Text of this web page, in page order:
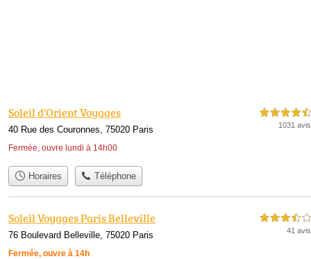
Soleil d'Orient Voyages
40 Rue des Couronnes, 75020 Paris
Fermée, ouvre lundi à 14h00
4,5 étoiles sur 5
1031 avis
Horaires Téléphone
Soleil Voyages Paris Belleville
76 Boulevard Belleville, 75020 Paris
Fermée, ouvre à 14h
3,5 étoiles sur 5
41 avis